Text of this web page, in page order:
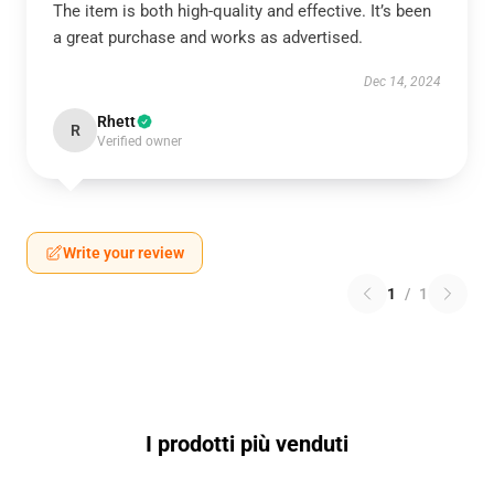
The item is both high-quality and effective. It’s been
a great purchase and works as advertised.
Dec 14, 2024
R Rhett
Verified owner
Write your review
1 / 1
I prodotti più venduti